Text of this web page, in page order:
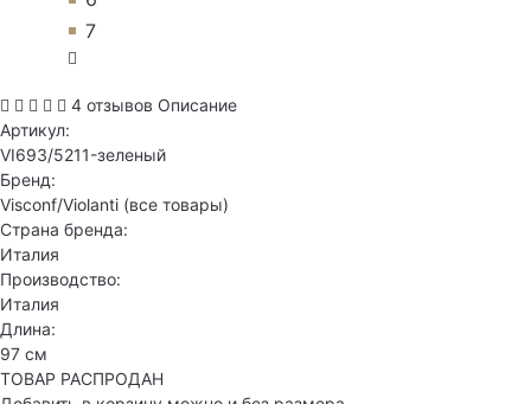
7
4 отзывов Описание
Артикул:
VI693/5211-зеленый
Бренд:
Visconf/Violanti (все товары)
Страна бренда:
Италия
Производство:
Италия
Длина:
97 см
ТОВАР РАСПРОДАН